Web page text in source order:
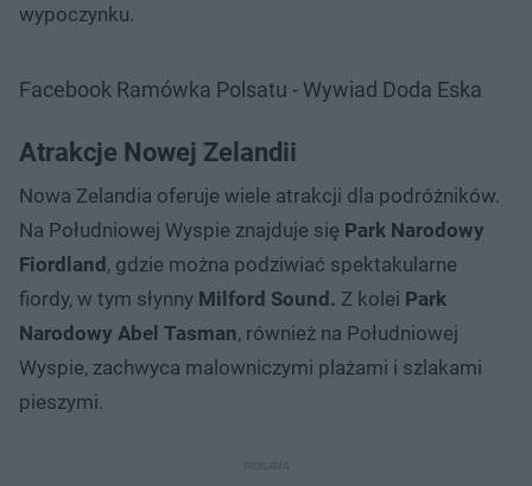
wypoczynku.
Facebook Ramówka Polsatu - Wywiad Doda Eska
Atrakcje Nowej Zelandii
Nowa Zelandia oferuje wiele atrakcji dla podróżników.
Na Południowej Wyspie znajduje się Park Narodowy
Fiordland, gdzie można podziwiać spektakularne
fiordy, w tym słynny Milford Sound. Z kolei Park
Narodowy Abel Tasman, również na Południowej
Wyspie, zachwyca malowniczymi plażami i szlakami
pieszymi.